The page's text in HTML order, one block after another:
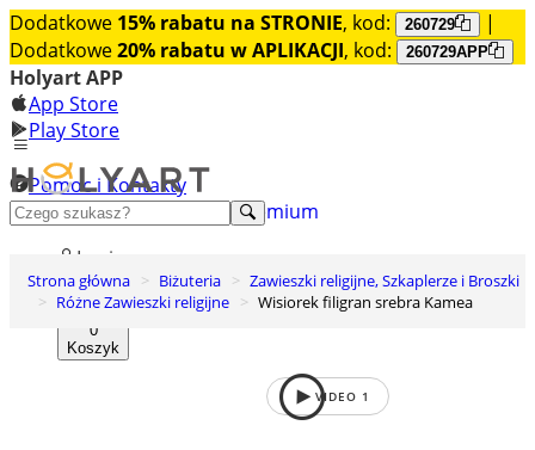
Dodatkowe 15% rabatu na STRONIE, kod: 260729
|
Dodatkowe20% rabatu w APLIKACJI, kod: 260729APP
Holyart APP
App Store
Play Store
Pomoc i Kontakty
+48 222 922 860
Odkryj premium
Login
Lista życzeń
0
Koszyk
Strona główna Biżuteria
Zawieszki religijne, Szkaplerze i Broszki
Różne Zawieszki religijne
Wisiorek filigran srebra Kamea
VIDEO 1